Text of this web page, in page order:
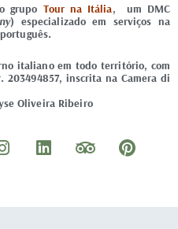
grupo Tour na Itália, um DMC
) especializado em serviços na
italiano em todo território, com
203494857, inscrita na Camera di
Oliveira Ribeiro
I
n
t
L
i
k
T
r
p
P
i
t